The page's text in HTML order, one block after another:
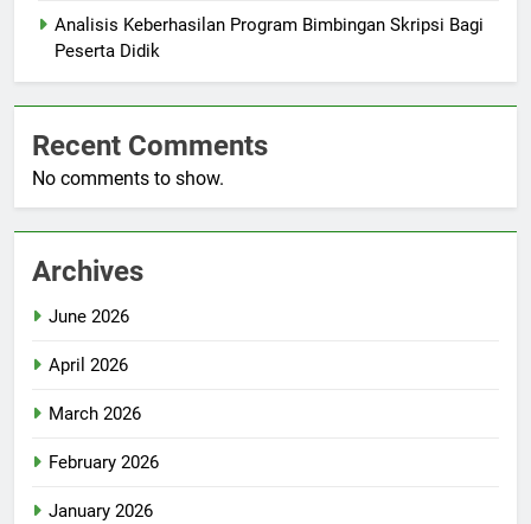
Analisis Keberhasilan Program Bimbingan Skripsi Bagi
Peserta Didik
Recent Comments
No comments to show.
Archives
June 2026
April 2026
March 2026
February 2026
January 2026